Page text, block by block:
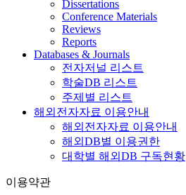
Dissertations
Conference Materials
Reviews
Reports
Databases & Journals
전자저널 리스트
학술DB 리스트
주제별 리스트
해외전자자료 이용안내
해외전자자료 이용안내
해외DB별 이용권한
대학별 해외DB 구독현황
이용약관